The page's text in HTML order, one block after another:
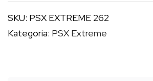
262
SKU: PSX EXTREME 262
Kategoria: PSX Extreme